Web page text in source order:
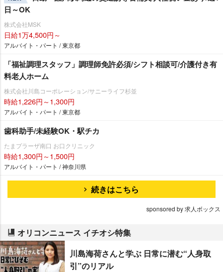
日～OK
株式会社MSK
日給1万4,500円～
アルバイト・パート / 東京都
「福祉調理スタッフ」調理師免許必須/シフト相談可/介護付き有
料老人ホーム
株式会社川島コーポレーション/サニーライフ杉並
時給1,226円～1,300円
アルバイト・パート / 東京都
歯科助手/未経験OK・駅チカ
たまプラーザ南口 お口クリニック
時給1,300円～1,500円
アルバイト・パート / 神奈川県
続きはこちら
sponsored by 求人ボックス
オリコンニュース イチオシ特集
川島海荷さんと学ぶ 日常に潜む“人身取
引”のリアル